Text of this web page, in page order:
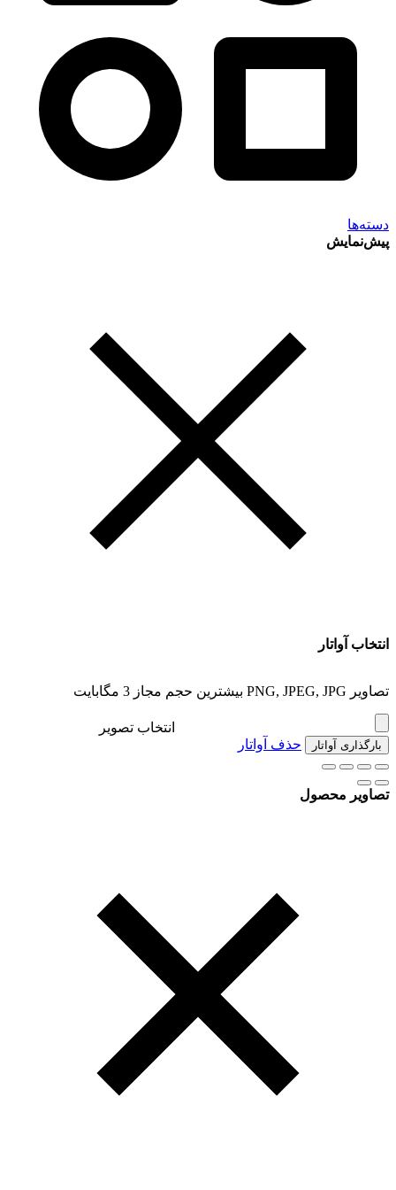
دسته‌ها
پیش‌نمایش
انتخاب آواتار
تصاویر PNG, JPEG, JPG بیشترین حجم مجاز 3 مگابایت
انتخاب تصویر
بارگذاری آواتار حذف آواتار
تصاویر محصول